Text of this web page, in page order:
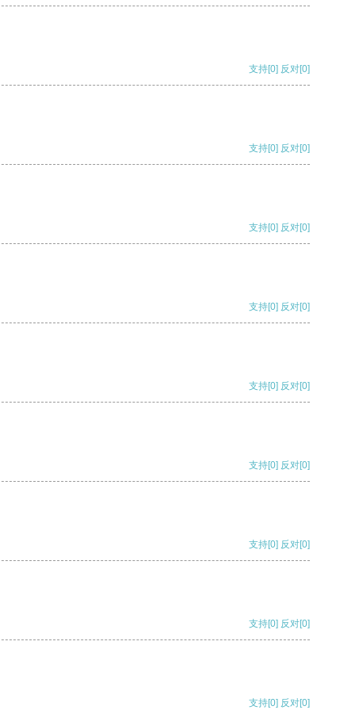
支持[0] 反对[0]
支持[0] 反对[0]
支持[0] 反对[0]
支持[0] 反对[0]
支持[0] 反对[0]
支持[0] 反对[0]
支持[0] 反对[0]
支持[0] 反对[0]
支持[0] 反对[0]